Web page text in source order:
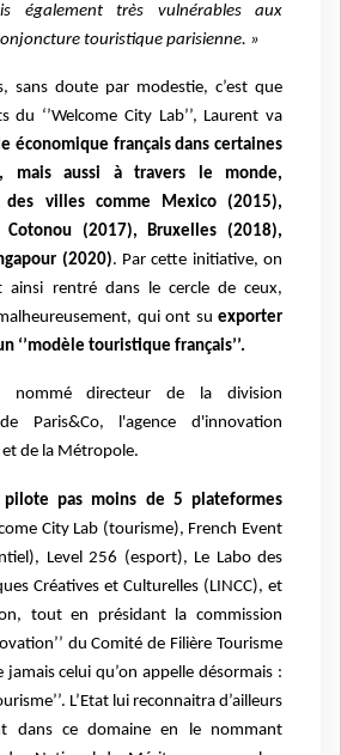
également très vulnérables aux
touristique parisienne. »
sans doute par modestie, c’est que
du ‘’Welcome City Lab’’, Laurent va
économique français dans certaines
mais aussi à travers le monde,
des villes comme Mexico (2015),
(2017), Bruxelles (2018),
(2020). Par cette initiative, on
ainsi rentré dans le cercle de ceux,
qui ont su exporter
‘’modèle touristique français’’.
directeur de la division
Paris&Co, l'agence d'innovation
de la Métropole.
pilote pas moins de 5 plateformes
City Lab (tourisme), French Event
Level 256 (esport), Le Labo des
Créatives et Culturelles (LINCC), et
tout en présidant la commission
du Comité de Filière Tourisme
celui qu’on appelle désormais :
L’Etat lui reconnaitra d’ailleurs
dans ce domaine en le nommant